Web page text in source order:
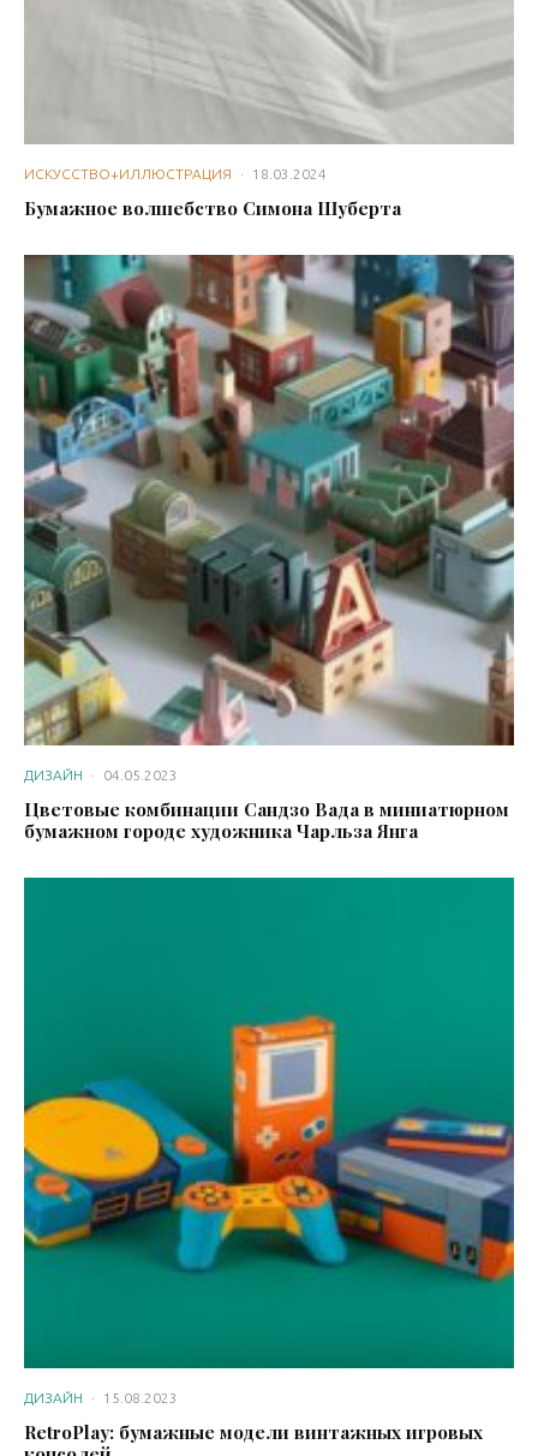
ИСКУССТВО+ИЛЛЮСТРАЦИЯ · 18.03.2024
Бумажное волшебство Симона Шуберта
ДИЗАЙН · 04.05.2023
Цветовые комбинации Сандзо Вада в миниатюрном
бумажном городе художника Чарльза Янга
ДИЗАЙН · 15.08.2023
RetroPlay: бумажные модели винтажных игровых